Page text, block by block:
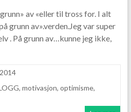
av «eller til tross for. I alt
grunn av».verden.Jeg var super
. På grunn av…kunne jeg ikke,
, motivasjon, optimisme,